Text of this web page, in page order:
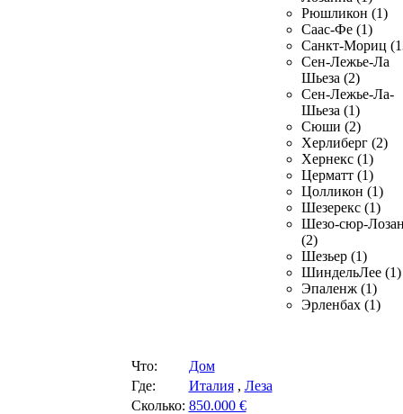
Рюшликон (1)
Саас-Фе (1)
Санкт-Мориц
Сен-Лежье-Ла
Шьеза (2)
Сен-Лежье-Ла-
Шьеза (1)
Сюши (2)
Херлиберг (2)
Хернекс (1)
Церматт (1)
Цолликон (1)
Шезерекс (1)
Шезо-сюр-
(2)
Шезьер (1)
ШиндельЛее (1)
Эпаленж (1)
Эрленбах (1)
Что:
Дом
Где:
Италия, Леза
Сколько: 850.000 €